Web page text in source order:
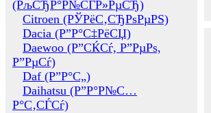
(РљСЂР°Р№СЃР»РµСЂ)
Citroen (РЎРёС‚СЂРѕРµРЅ)
Dacia (Р”Р°С‡РёСЏ)
Daewoo (Р”СЌСѓ, Р”РµРѕ,
Р”РµСѓ)
Daf (Р”Р°С„)
Daihatsu (Р”Р°Р№С…
Р°С‚СЃСѓ)